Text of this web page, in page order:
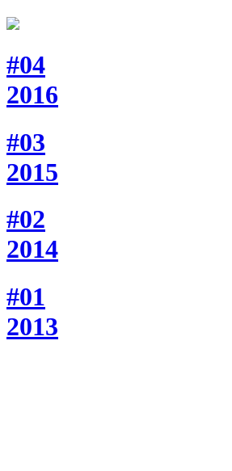
#04
2016
#03
2015
#02
2014
#01
2013